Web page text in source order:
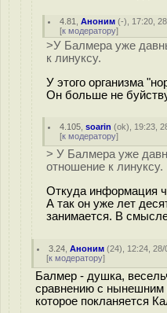
4.81 ,Аноним (-), 17:20,
[к модератору]
>У Балмера уже
к линуксу.
У этого организма
Он больше не
4.105 ,soarin (ok), 19:23,
[к модератору]
> У Балмера уже
отношение к линуксу.
Откуда информация
А так он уже лет
занимается. В
3.24 ,Аноним (24), 12:24, 28/
[к модератору]
Балмер - душка,
сравнению с нынешним
которое покланяется